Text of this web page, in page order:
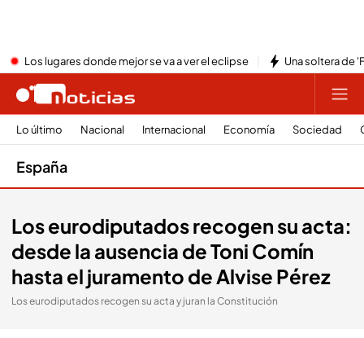
Los lugares donde mejor se va a ver el eclipse Una soltera de
Lo último Nacional Internacional Economía Sociedad
España
Los eurodiputados recogen su acta:
desde la ausencia de Toni Comín
hasta el juramento de Alvise Pérez
Los eurodiputados recogen su acta y juran la Constitución